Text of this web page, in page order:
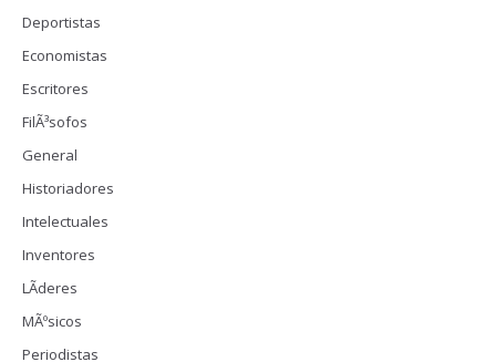
Deportistas
Economistas
Escritores
FilÃ³sofos
General
Historiadores
Intelectuales
Inventores
LÃ­deres
MÃºsicos
Periodistas